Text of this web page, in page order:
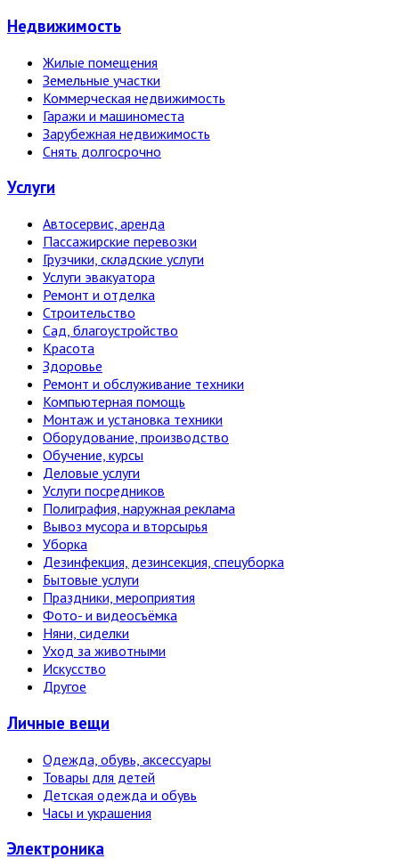
Недвижи­мость
Жилые помещения
Земельные участки
Коммерческая недвижимость
Гаражи и машиноместа
Зарубежная недвижимость
Снять долгосрочно
Услуги
Автосервис, аренда
Пассажирские перевозки
Грузчики, складские услуги
Услуги эвакуатора
Ремонт и отделка
Строительство
Сад, благоустройство
Красота
Здоровье
Ремонт и обслуживание техники
Компьютерная помощь
Монтаж и установка техники
Оборудование, производство
Обучение, курсы
Деловые услуги
Услуги посредников
Полиграфия, наружная реклама
Вывоз мусора и вторсырья
Уборка
Дезинфекция, дезинсекция, спецуборка
Бытовые услуги
Праздники, мероприятия
Фото- и видеосъёмка
Няни, сиделки
Уход за животными
Искусство
Другое
Личные вещи
Одежда, обувь, аксессуары
Товары для детей
Детская одежда и обувь
Часы и украшения
Электро­ника